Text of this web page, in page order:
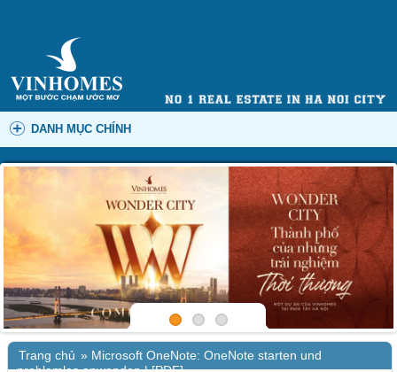
DANH MỤC CHÍNH
Trang chủ » Microsoft OneNote: OneNote starten und